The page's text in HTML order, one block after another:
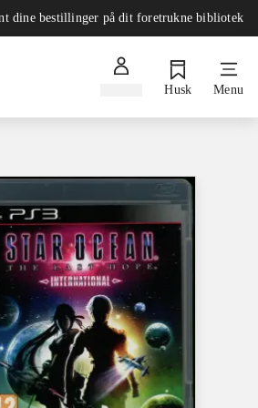
dine bestillinger på dit foretrukne bibliotek
Husk Menu